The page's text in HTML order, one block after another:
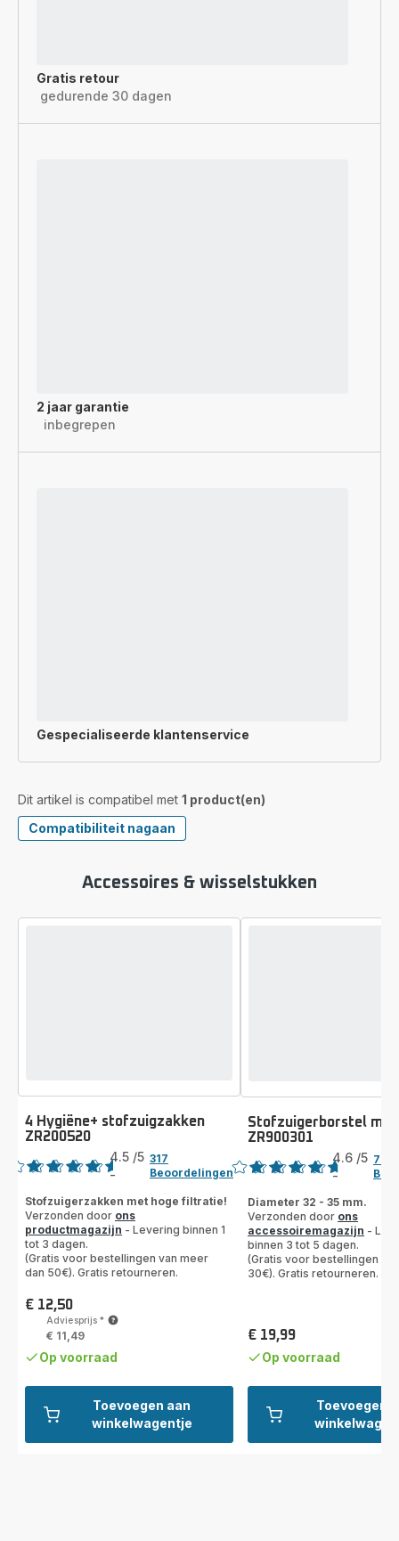
Gratis retour
gedurende 30 dagen
2 jaar garantie
inbegrepen
Gespecialiseerde klantenservice
Dit artikel is compatibel met 1 product(en)
Compatibiliteit nagaan
Accessoires & wisselstukken
Toevoegen aan
winkelwagentje
4 Hygiëne+ stofzuigzakken
ZR200520
Beoordeling
4.5 /5
-
317
Beoordelingen
Stofzuigerzakken met hoge filtratie!
Verzonden door ons
productmagazijn - Levering binnen 1
tot 3 dagen.
(Gratis voor bestellingen van meer
dan 50€). Gratis retourneren.
Prijs
€ 12,50
Adviesprijs*
€ 11,49
Op voorraad
Toevoegen
Stofzuigerborstel
ZR900301
Beoordeling
4.6 /5
-
72
Diameter 32 - 35 mm.
Verzonden door ons
accessoiremagazijn -
binnen 3 tot 5 dagen.
(Gratis voor bestellingen
30€). Gratis retourneren.
Prijs
€ 19,99
Op voorraad